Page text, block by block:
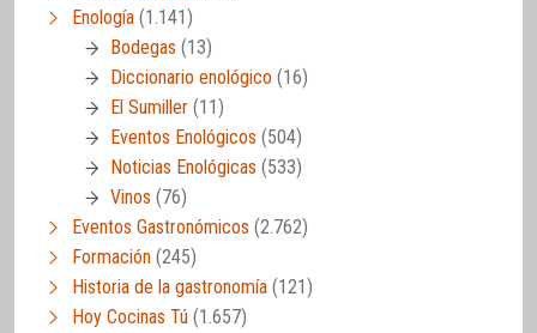
Enología (1.141)
Bodegas (13)
Diccionario enológico (16)
El Sumiller (11)
Eventos Enológicos (504)
Noticias Enológicas (533)
Vinos (76)
Eventos Gastronómicos (2.762)
Formación (245)
Historia de la gastronomía (121)
Hoy Cocinas Tú (1.657)